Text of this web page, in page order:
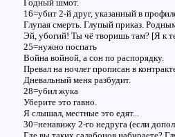
Годный шмот.
16=убит 2-й друг, указанный в
Глупая смерть. Глупый приказ.
Эй, убогий! Ты чё творишь там? [Я к
25=нужно поспать
Война войной, а сон по распорядку.
Превал на ночлег прописан в
Дневальный меня разбудит.
28=убил жука
Уберите это гавно.
Я слышал, местные это едят...
30=ненавижу 2-го недруга (если